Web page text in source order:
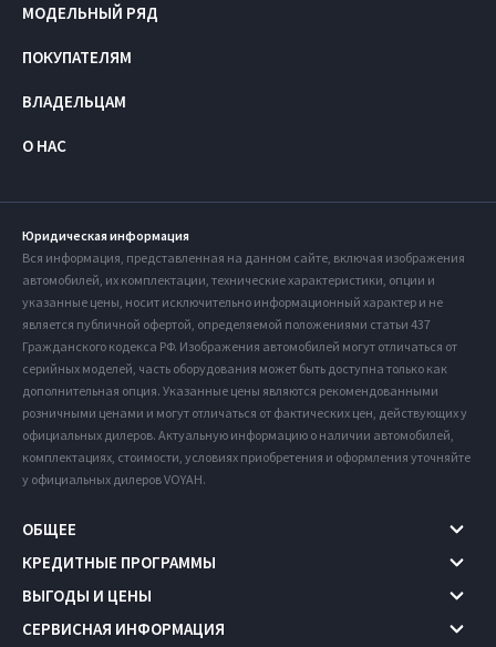
МОДЕЛЬНЫЙ РЯД
ПОКУПАТЕЛЯМ
ВЛАДЕЛЬЦАМ
О НАС
Юридическая информация
Вся информация, представленная на данном сайте, включая изображения
автомобилей, их комплектации, технические характеристики, опции и
указанные цены, носит исключительно информационный характер и не
является публичной офертой, определяемой положениями статьи 437
Гражданского кодекса РФ. Изображения автомобилей могут отличаться от
серийных моделей, часть оборудования может быть доступна только как
дополнительная опция. Указанные цены являются рекомендованными
розничными ценами и могут отличаться от фактических цен, действующих у
официальных дилеров. Актуальную информацию о наличии автомобилей,
комплектациях, стоимости, условиях приобретения и оформления уточняйте
у официальных дилеров VOYAH.
ОБЩЕЕ
КРЕДИТНЫЕ ПРОГРАММЫ
ВЫГОДЫ И ЦЕНЫ
СЕРВИСНАЯ ИНФОРМАЦИЯ